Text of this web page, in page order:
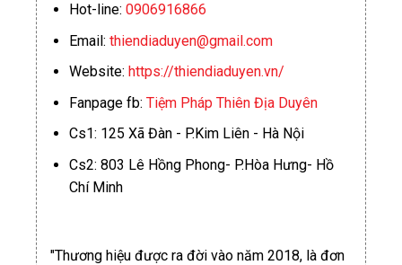
Hot-line: 0906916866
Email: thiendiaduyen@gmail.com
Website: https://thiendiaduyen.vn/
Fanpage fb: Tiệm Pháp Thiên Địa Duyên
Cs1: 125 Xã Đàn - P.Kim Liên - Hà Nội
Cs2: 803 Lê Hồng Phong- P.Hòa Hưng- Hồ
Chí Minh
"Thương hiệu được ra đời vào năm 2018, là đơn